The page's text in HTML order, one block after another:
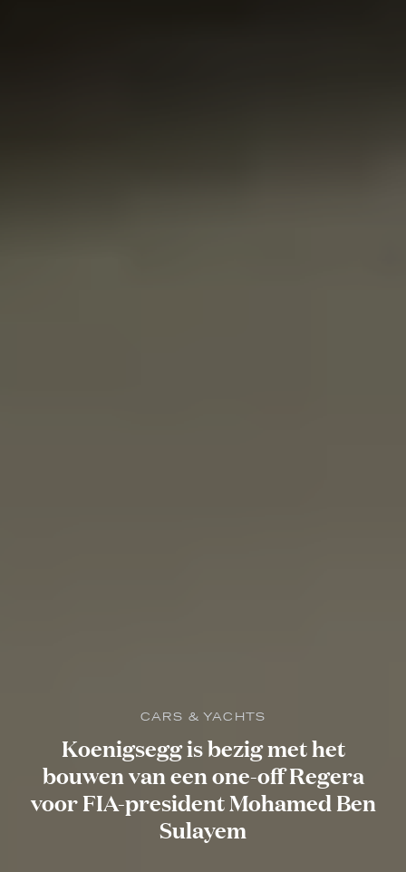
CARS & YACHTS
Koenigsegg is bezig met het
bouwen van een one-off Regera
voor FIA-president Mohamed Ben
Sulayem